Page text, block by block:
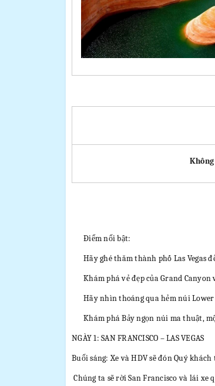
Điểm nổi bật:
Hãy ghé thăm thành phố Las Vegas
Khám phá vẻ đẹp của Grand Canyon
Hãy nhìn thoáng qua hẻm núi
Khám phá Bảy ngọn núi ma thuật,
NGÀY 1: SAN FRANCISCO – LAS VEGAS
Buổi sáng: Xe và HDV sẽ đón Quý
Chúng ta sẽ rời San Francisco và lái xe